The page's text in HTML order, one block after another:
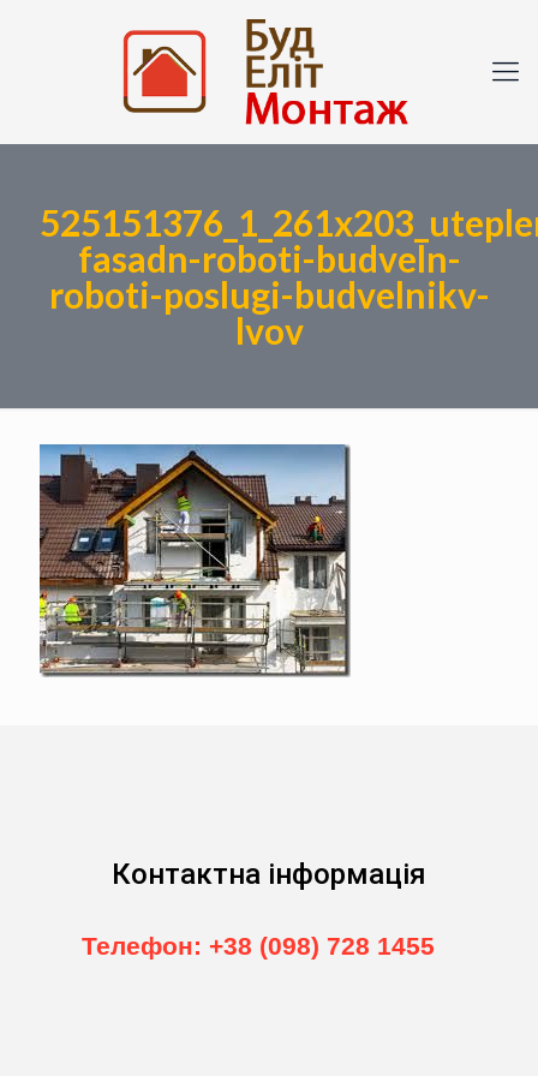
fasadn-roboti-budveln-
roboti-poslugi-budvelnikv-
lvov
Контактна інформація
Телефон: +38 (098) 728 1455